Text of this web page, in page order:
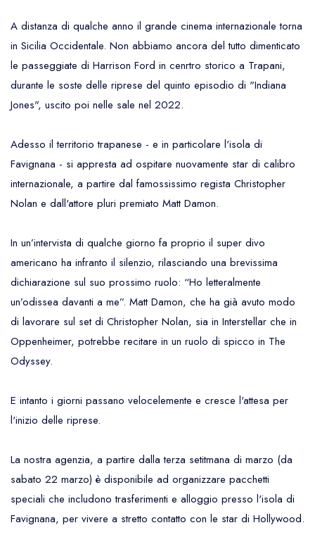
A distanza di qualche anno il grande cinema internazionale torna
in Sicilia Occidentale. Non abbiamo ancora del tutto dimenticato
le passeggiate di Harrison Ford in cenrtro storico a Trapani,
durante le soste delle riprese del quinto episodio di "Indiana
Jones", uscito poi nelle sale nel 2022.
Adesso il territorio trapanese - e in particolare l'isola di
Favignana - si appresta ad ospitare nuovamente star di calibro
internazionale, a partire dal famossissimo regista Christopher
Nolan e dall'attore pluri premiato Matt Damon.
In un’intervista di qualche giorno fa proprio il super divo
americano ha infranto il silenzio, rilasciando una brevissima
dichiarazione sul suo prossimo ruolo: “Ho letteralmente
un’odissea davanti a me”. Matt Damon, che ha già avuto modo
di lavorare sul set di Christopher Nolan, sia in Interstellar che in
Oppenheimer, potrebbe recitare in un ruolo di spicco in The
Odyssey.
E intanto i giorni passano velocelemente e cresce l'attesa per
l'inizio delle riprese.
La nostra agenzia, a partire dalla terza setitmana di marzo (da
sabato 22 marzo) è disponibile ad organizzare pacchetti
speciali che includono trasferimenti e alloggio presso l'isola di
Favignana, per vivere a stretto contatto con le star di Hollywood.